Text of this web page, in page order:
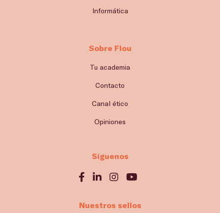
Informática
Sobre Flou
Tu academia
Contacto
Canal ético
Opiniones
Síguenos
Nuestros sellos